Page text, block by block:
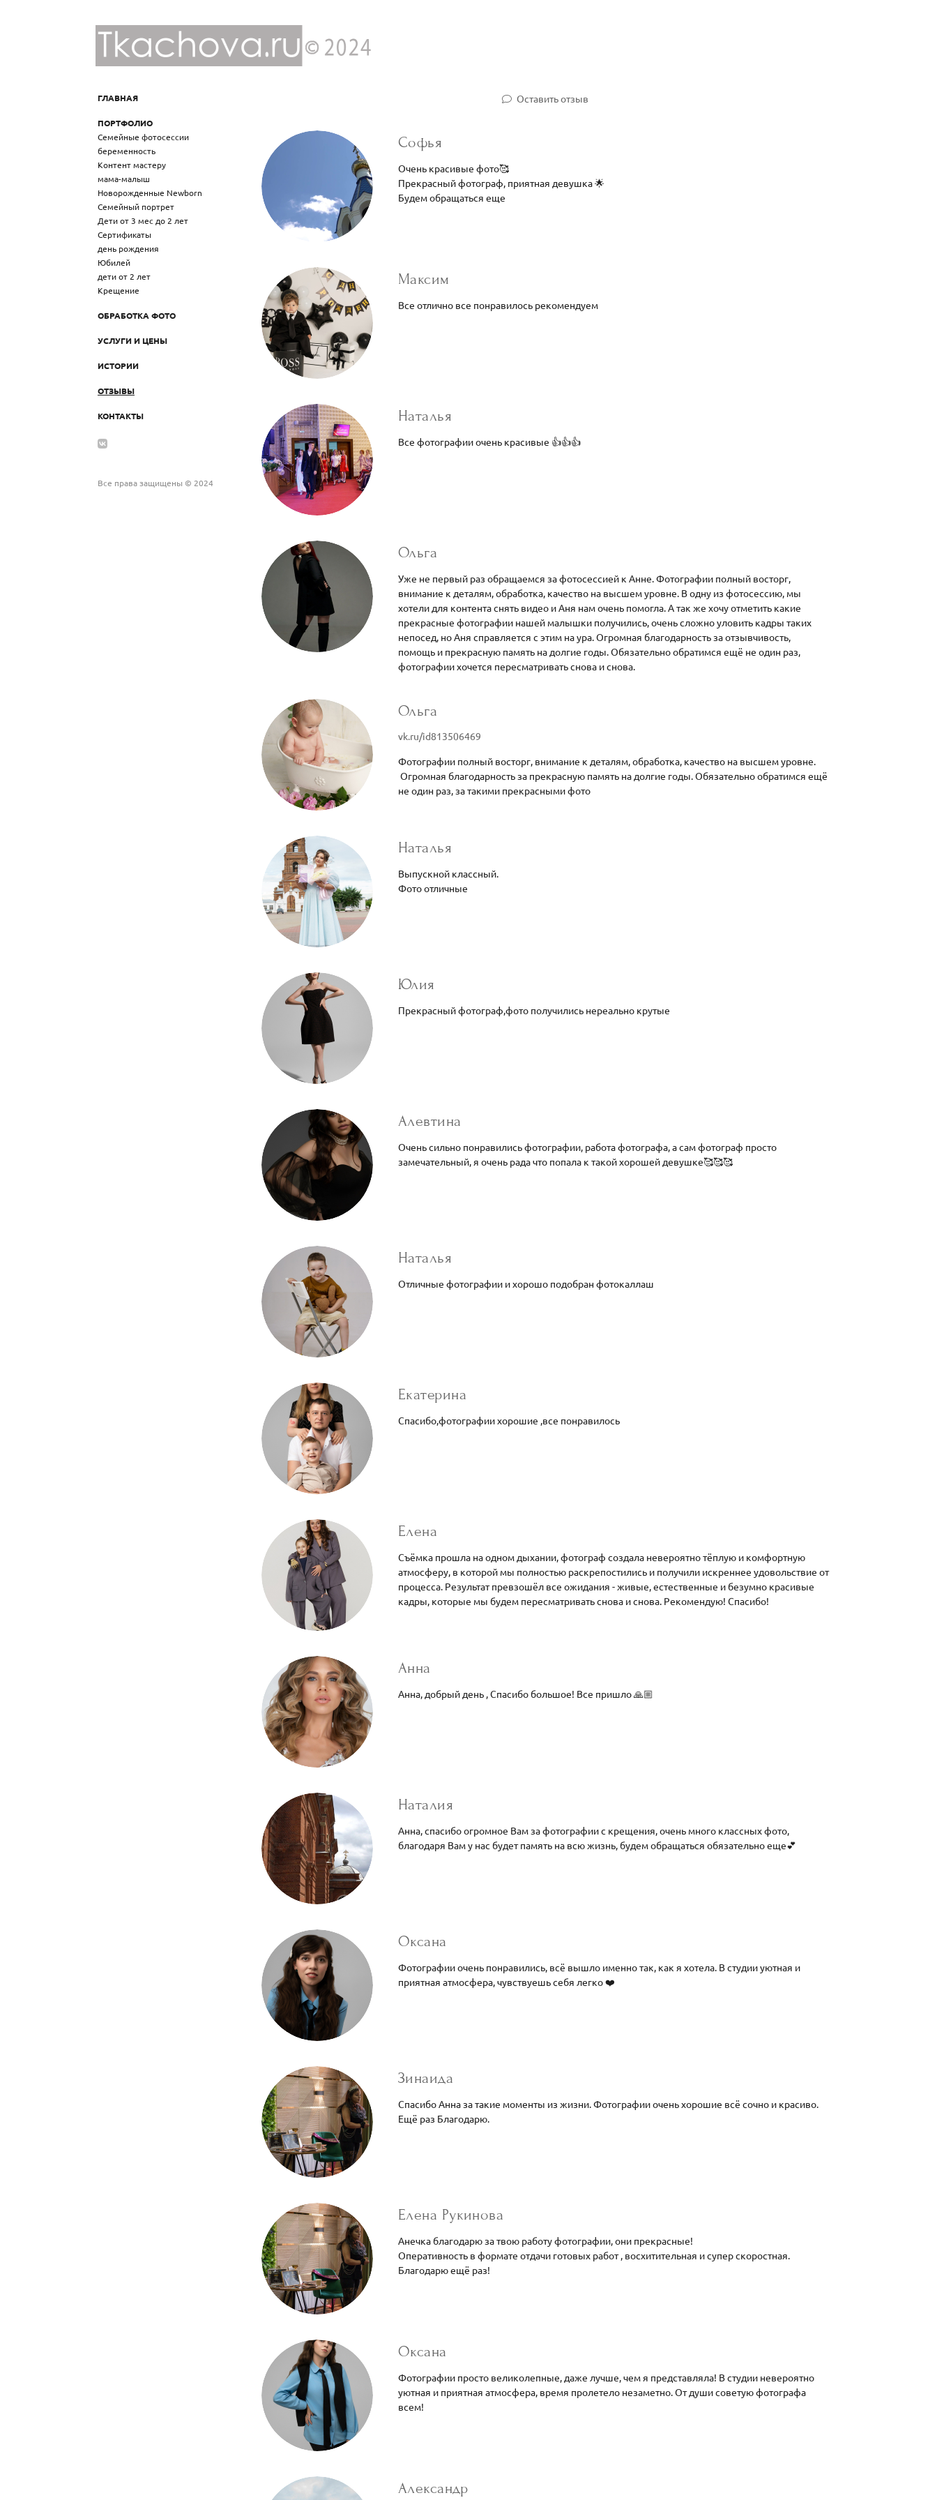
ГЛАВНАЯ
ПОРТФОЛИО
Семейные фотосессии
беременность
Контент мастеру
мама-малыш
Новорожденные Newborn
Семейный портрет
Дети от 3 мес до 2 лет
Сертификаты
день рождения
Юбилей
дети от 2 лет
Крещение
ОБРАБОТКА ФОТО
УСЛУГИ И ЦЕНЫ
ИСТОРИИ
ОТЗЫВЫ
КОНТАКТЫ
Все права защищены © 2024
Оставить отзыв
Софья
Очень красивые фото🥰
Прекрасный фотограф, приятная девушка 🌟
Будем обращаться еще
Максим
Все отлично все понравилось рекомендуем
Наталья
Все фотографии очень красивые 👍👍👍
Ольга
Уже не первый раз обращаемся за фотосессией к Анне. Фотографии полный восторг,
внимание к деталям, обработка, качество на высшем уровне. В одну из фотосессию, мы
хотели для контента снять видео и Аня нам очень помогла. А так же хочу отметить какие
прекрасные фотографии нашей малышки получились, очень сложно уловить кадры таких
непосед, но Аня справляется с этим на ура. Огромная благодарность за отзывчивость,
помощь и прекрасную память на долгие годы. Обязательно обратимся ещё не один раз,
фотографии хочется пересматривать снова и снова.
Ольга
vk.ru/id813506469
Фотографии полный восторг, внимание к деталям, обработка, качество на высшем уровне.
Огромная благодарность за прекрасную память на долгие годы. Обязательно обратимся ещё
не один раз, за такими прекрасными фото
Наталья
Выпускной классный.
Фото отличные
Юлия
Прекрасный фотограф,фото получились нереально крутые
Алевтина
Очень сильно понравились фотографии, работа фотографа, а сам фотограф просто
замечательный, я очень рада что попала к такой хорошей девушке🥰🥰🥰
Наталья
Отличные фотографии и хорошо подобран фотокаллаш
Екатерина
Спасибо,фотографии хорошие ,все понравилось
Елена
Съёмка прошла на одном дыхании, фотограф создала невероятно тёплую и комфортную
атмосферу, в которой мы полностью раскрепостились и получили искреннее удовольствие от
процесса. Результат превзошёл все ожидания - живые, естественные и безумно красивые
кадры, которые мы будем пересматривать снова и снова. Рекомендую! Спасибо!
Анна
Анна, добрый день , Спасибо большое! Все пришло 🙏🏼
Наталия
Анна, спасибо огромное Вам за фотографии с крещения, очень много классных фото,
благодаря Вам у нас будет память на всю жизнь, будем обращаться обязательно еще💕
Оксана
Фотографии очень понравились, всё вышло именно так, как я хотела. В студии уютная и
приятная атмосфера, чувствуешь себя легко ❤️
Зинаида
Спасибо Анна за такие моменты из жизни. Фотографии очень хорошие всё сочно и красиво.
Ещё раз Благодарю.
Елена Рукинова
Анечка благодарю за твою работу фотографии, они прекрасные!
Оперативность в формате отдачи готовых работ , восхитительная и супер скоростная.
Благодарю ещё раз!
Оксана
Фотографии просто великолепные, даже лучше, чем я представляла! В студии невероятно
уютная и приятная атмосфера, время пролетело незаметно. От души советую фотографа
всем!
Александр